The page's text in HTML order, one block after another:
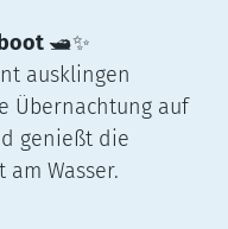
🛥️✨
ausklingen
Übernachtung auf
genießt die
Wasser.